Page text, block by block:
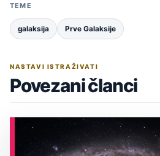
TEME
galaksija Prve Galaksije
NASTAVI ISTRAŽIVATI
Povezani članci